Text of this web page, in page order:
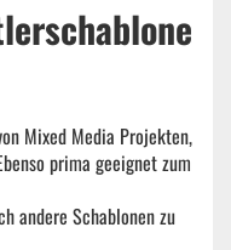
Mixed Media Projekten,
prima geeignet zum
andere Schablonen zu